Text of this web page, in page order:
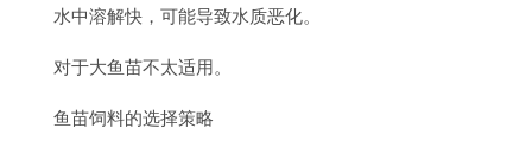
水中溶解快，可能导致水质恶化。
对于大鱼苗不太适用。
鱼苗饲料的选择策略